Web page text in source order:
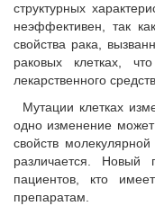
структурных
неэффективен, так
свойства рака,
раковых клетках,
лекарственного
Мутации клетках
одно изменение
свойств
различается. Новый
пациентов, кто
препаратам.